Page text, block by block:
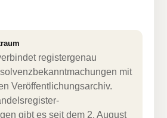
registergenau
mit
Veröffentlichungsarchiv.
gibt es seit dem 2. August